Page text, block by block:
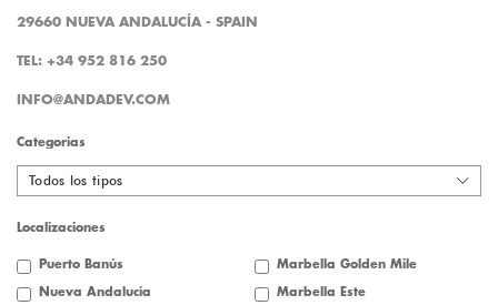
29660 NUEVA ANDALUCÍA - SPAIN
TEL: +34 952 816 250
INFO@ANDADEV.COM
Categorias
Todos los tipos
Localizaciones
Puerto Banús Marbella Golden Mile
Nueva Andalucía Marbella Este